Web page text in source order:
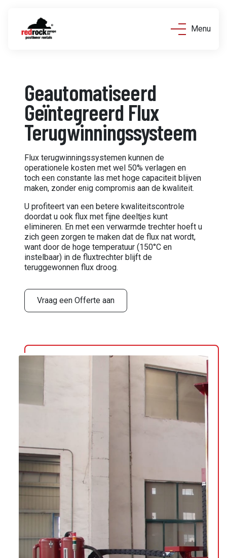
Menu
Geautomatiseerd
Geïntegreerd Flux
Terugwinningssysteem
Flux terugwinningssystemen kunnen de
operationele kosten met wel 50% verlagen en
toch een constante las met hoge capaciteit blijven
maken, zonder enig compromis aan de kwaliteit.
U profiteert van een betere kwaliteitscontrole
doordat u ook flux met fijne deeltjes kunt
elimineren. En met een verwarmde trechter hoeft u
zich geen zorgen te maken dat de flux nat wordt,
want door de hoge temperatuur (150°C en
instelbaar) in de fluxtrechter blijft de
teruggewonnen flux droog.
Vraag een Offerte aan